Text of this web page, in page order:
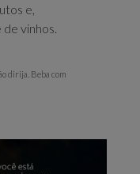
e,
vinhos.
dirija. Beba com